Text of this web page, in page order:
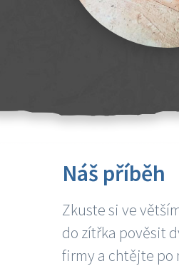
Náš příběh
Zkuste si ve
do zítřka pověsit
firmy a chtějte po